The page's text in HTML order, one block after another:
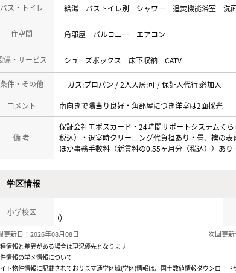
バス・トイレ 給湯 バストイレ別 シャワー 追焚機能浴室 洗
住空間 角部屋 バルコニー エアコン
備・サービス シューズボックス 床下収納 CATV
条件・その他 ガス:プロパン / 2人入居:可 / 保証人代行:必加入
コメント 南向きで陽当り良好・角部屋につき洋室は2面採光
備 考
保証会社エポスカード・24時間サポートシステムく
税込）・退室時クリーニング代負担あり・畳、襖の
ほか事務手数料（新賃料の0.55ヶ月分（税込））
学区情報
小学校区
()
更新日：2026年08月08日 次回更
情報と差異がある場合は現況優先となります
情報の学区情報について
ト物件情報に記載されております通学区域(学区)情報は、国土数値情報ダウンロー